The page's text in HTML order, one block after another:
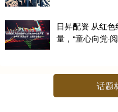
日昇配资 从红
量，“童心向党·
话题